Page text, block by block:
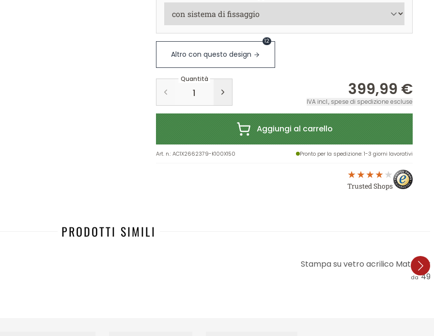
Altro con questo design
12
Quantità
399,99 €
IVA incl., spese di spedizione escluse
Aggiungi al carrello
Art. n.:AC1X2662379-K100X150 Pronto per la spedizione: 1-3 giorni lavorativi
Trusted Shops
PRODOTTI SIMILI
Stampa su vetro acrilico Mattina
da